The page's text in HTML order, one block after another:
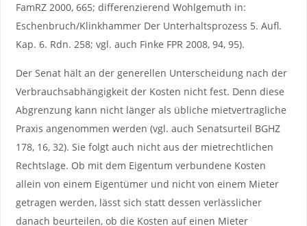
FamRZ 2000, 665; differenzierend Wohlgemuth in:
Eschenbruch/Klinkhammer Der Unterhaltsprozess 5. Aufl.
Kap. 6. Rdn. 258; vgl. auch Finke FPR 2008, 94, 95).
Der Senat hält an der generellen Unterscheidung nach der
Verbrauchsabhängigkeit der Kosten nicht fest. Denn diese
Abgrenzung kann nicht länger als übliche mietvertragliche
Praxis angenommen werden (vgl. auch Senatsurteil BGHZ
178, 16, 32). Sie folgt auch nicht aus der mietrechtlichen
Rechtslage. Ob mit dem Eigentum verbundene Kosten
allein von einem Eigentümer und nicht von einem Mieter
getragen werden, lässt sich statt dessen verlässlicher
danach beurteilen, ob die Kosten auf einen Mieter